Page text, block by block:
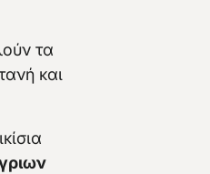
τα
και